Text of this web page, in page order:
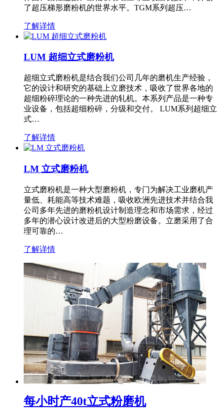
了超压梯形磨粉机的世界水平。TGM系列超压…
了解详情
LUM 超细立式磨粉机
超细立式磨粉机是结合我们公司几年的磨机生产经验，
它的设计和研究的基础上立磨技术，吸收了世界各地的
超细粉碎理论的一种先进的轧机。本系列产品是一种专
业设备，包括超细粉碎，分级和交付。 LUM系列超细立
式…
了解详情
LM 立式磨粉机
立式磨粉机是一种大型磨粉机，专门为解决工业磨机产
量低、耗能高等技术难题，吸收欧洲先进技术并结合我
公司多年先进的磨粉机设计制造理念和市场需求，经过
多年的潜心设计改进后的大型粉磨设备。立磨采用了合
理可靠的…
了解详情
每小时产40t立式粉磨机